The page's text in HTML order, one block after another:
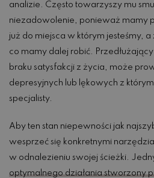
analizie. Często towarzyszy mu
niezadowolenie, ponieważ mamy
już do miejsca w którym jesteśmy,
co mamy dalej robić.
braku satysfakcji z życia, może
depresyjnych lub lękowych z
specjalisty.
Aby ten stan niepewności jak
wesprzeć się konkretnymi
w odnalezieniu swojej ścieżki.
optymalnego działania stworzony